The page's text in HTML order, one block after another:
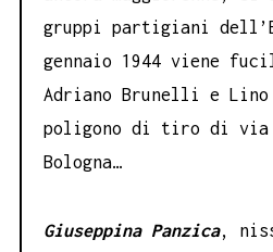
gruppi partigiani
gennaio 1944 viene
Adriano Brunelli e
poligono di tiro di via
Bologna…
Giuseppina Panzica,